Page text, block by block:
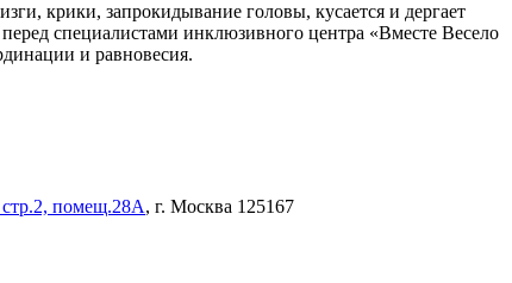
крики, запрокидывание головы, кусается и дергает
специалистами инклюзивного центра «Вместе Весело
и равновесия.
помещ.28А, г. Москва 125167